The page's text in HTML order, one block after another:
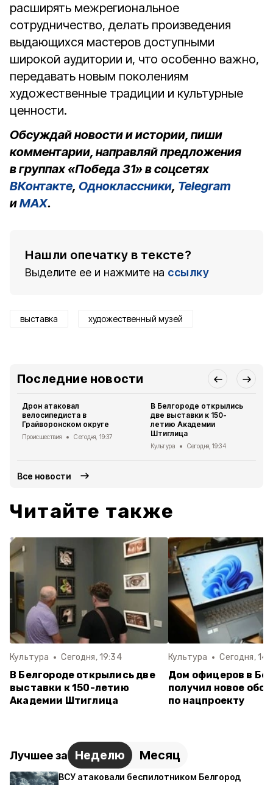
расширять межрегиональное
сотрудничество, делать произведения
выдающихся мастеров доступными
широкой аудитории и, что особенно важно,
передавать новым поколениям
художественные традиции и культурные
ценности.
Обсуждай новости и истории, пиши
комментарии, направляй предложения
в группах «Победа 31» в соцсетях
ВКонтакте, Одноклассники, Telegram
иMAX.
Нашли опечатку в тексте?
Выделите ее и нажмите на ссылку
выставка художественный музей
Последние новости
Дрон атаковал
велосипедиста в
Грайворонском округе
Происшествия Сегодня, 19:37
В Белгороде открылись
две выставки к 150-
летию Академии
Штиглица
Культура Сегодня, 19:34
Все новости
Читайте также
Культура Сегодня, 19:34
В Белгороде открылись две
выставки к 150-летию
Академии Штиглица
Культура Сегодня,
Дом офицеров в
получил новое
по нацпроекту
Лучшее за Неделю Месяц
ВСУ атаковали беспилотником Белгород